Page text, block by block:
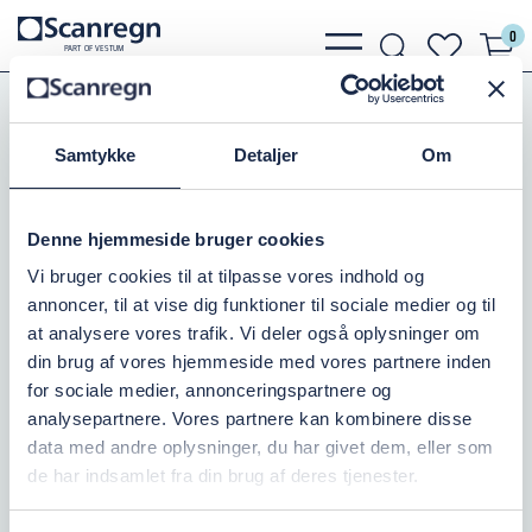
Samtykke Detaljer Om
Denne hjemmeside bruger cookies
Vi bruger cookies til at tilpasse vores indhold og
annoncer, til at vise dig funktioner til sociale medier og til
at analysere vores trafik. Vi deler også oplysninger om
din brug af vores hjemmeside med vores partnere inden
for sociale medier, annonceringspartnere og
analysepartnere. Vores partnere kan kombinere disse
data med andre oplysninger, du har givet dem, eller som
de har indsamlet fra din brug af deres tjenester.
PARTOF VESTUM
bars
light
search
light
heart 0
Slanger, Spændebånd
Suge og Trykslanger
VACUPRESS FLEX 152MM
Varenr.:
På lager: 10+
1.172,50 DKKinkl. moms
Læg i kurv